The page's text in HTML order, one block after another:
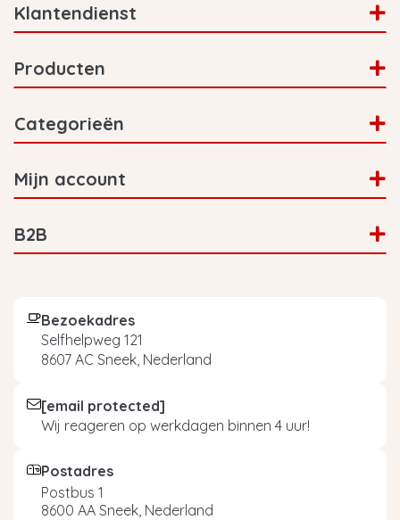
Klantendienst
Producten
Categorieën
Mijn account
B2B
Bezoekadres
Selfhelpweg 121
8607 AC Sneek, Nederland
[email protected]
Wij reageren op werkdagen binnen 4 uur!
Postadres
Postbus 1
8600 AA Sneek, Nederland